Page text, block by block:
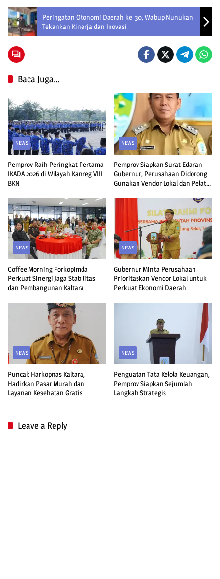
Peringatan Otonomi Daerah ke-30, Wabup Nunukan
Tekankan Kinerja dan Inovasi
Baca Juga...
NEWS
Pemprov Raih Peringkat Pertama
IKADA 2026 di Wilayah Kanreg VIII
BKN
NEWS
Pemprov Siapkan Surat Edaran
Gubernur, Perusahaan Didorong
Gunakan Vendor Lokal dan Pelat
NEWS
Coffee Morning Forkopimda
Perkuat Sinergi Jaga Stabilitas
dan Pembangunan Kaltara
NEWS
Gubernur Minta Perusahaan
Prioritaskan Vendor Lokal untuk
Perkuat Ekonomi Daerah
NEWS
Puncak Harkopnas Kaltara,
Hadirkan Pasar Murah dan
Layanan Kesehatan Gratis
NEWS
Penguatan Tata Kelola Keuangan,
Pemprov Siapkan Sejumlah
Langkah Strategis
Leave a Reply